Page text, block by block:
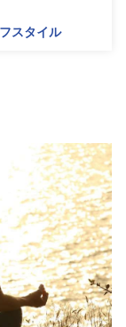
スタイル